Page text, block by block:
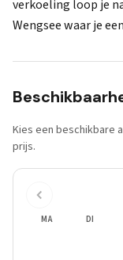
verkoeling loop je
Wengsee waar je
Kies een beschikbare
prijs.
MA DI